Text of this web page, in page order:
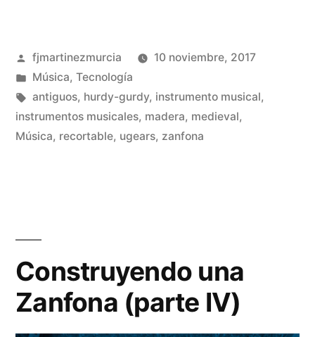
Publicado
por
fjmartinezmurcia
10 noviembre, 2017
Publicado
en
Música, Tecnología
Etiquetas:
antiguos, hurdy-gurdy, instrumento musical,
instrumentos musicales, madera, medieval,
Música, recortable, ugears, zanfona
Construyendo una
Zanfona (parte IV)